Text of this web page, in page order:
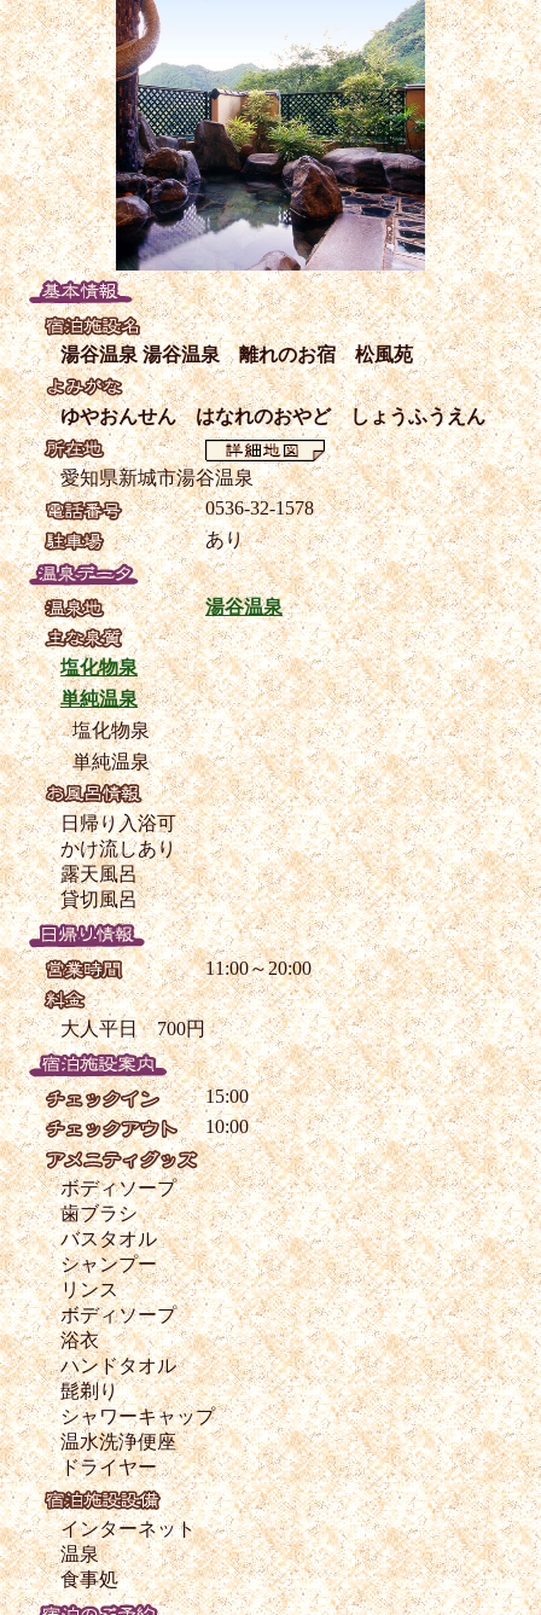
湯谷温泉 湯谷温泉 離れのお宿 松風苑
ゆやおんせん はなれのおやど しょうふうえん
愛知県新城市湯谷温泉
0536-32-1578
あり
湯谷温泉
塩化物泉
単純温泉
塩化物泉
単純温泉
日帰り入浴可
かけ流しあり
露天風呂
貸切風呂
11:00～20:00
大人平日 700円
15:00
10:00
ボディソープ
歯ブラシ
バスタオル
シャンプー
リンス
ボディソープ
浴衣
ハンドタオル
髭剃り
シャワーキャップ
温水洗浄便座
ドライヤー
インターネット
温泉
食事処